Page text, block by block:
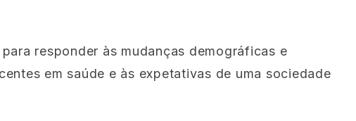
para responder às mudanças demográficas e
em saúde e às expetativas de uma sociedade